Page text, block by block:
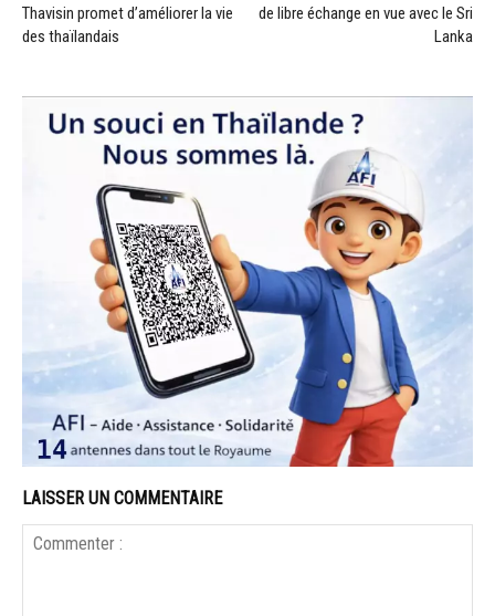
Thavisin promet d’améliorer la vie
des thaïlandais
de libre échange en vue avec le Sri
Lanka
LAISSER UN COMMENTAIRE